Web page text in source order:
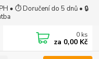
• ⏱ Doručení do 5 dnů • 🔒
0 ks
za 0,00 Kč